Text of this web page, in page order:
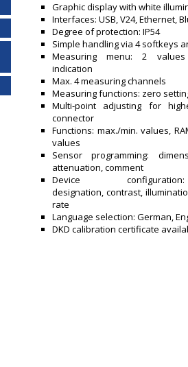
Graphic display with white
Interfaces: USB, V24, Ethernet,
Degree of protection: IP54
Simple handling via 4 softkeys
Measuring menu: 2 values
indication
Max. 4 measuring channels
Measuring functions: zero
Multi-point adjusting for
connector
Functions: max./min. values,
values
Sensor programming:
attenuation, comment
Device
designation, contrast,
rate
Language selection: German,
DKD calibration certificate